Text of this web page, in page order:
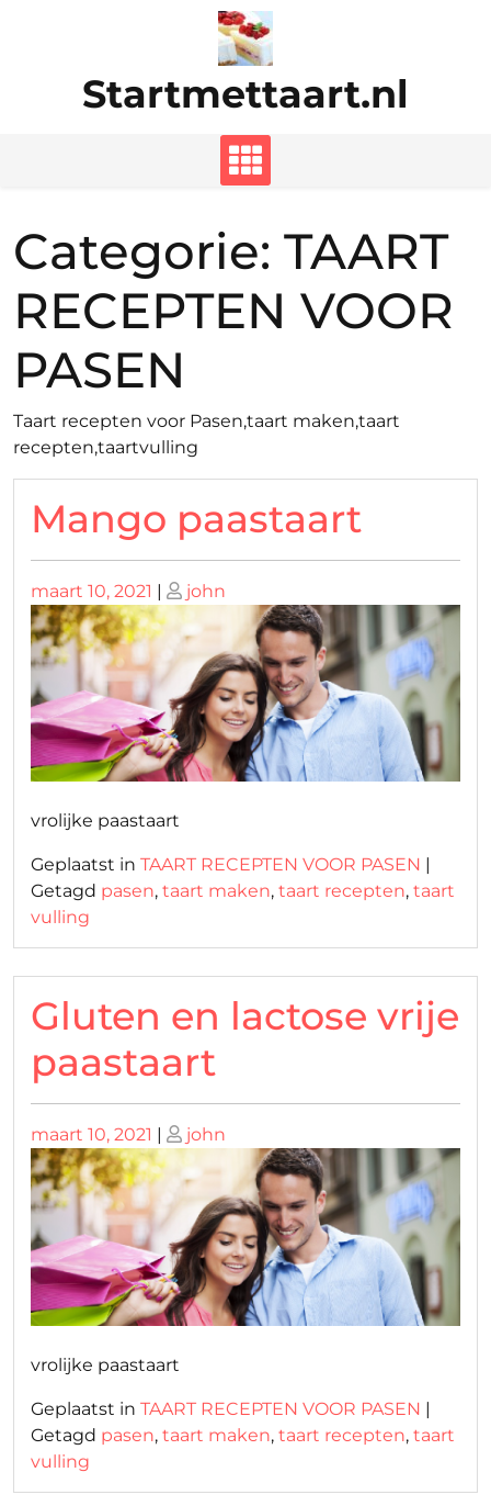
Startmettaart.nl
Categorie: TAART
RECEPTEN VOOR
PASEN
Taart recepten voor Pasen,taart maken,taart
recepten,taartvulling
Mango paastaart
Geplaatst
op
maart 10, 2021 | Geplaatst
op
john
vrolijke paastaart
Geplaatst in TAART RECEPTEN VOOR PASEN |
Getagd pasen, taart maken, taart recepten, taart
vulling
Gluten en lactose vrije
paastaart
Geplaatst
op
maart 10, 2021 | Geplaatst
op
john
vrolijke paastaart
Geplaatst in TAART RECEPTEN VOOR PASEN |
Getagd pasen, taart maken, taart recepten, taart
vulling